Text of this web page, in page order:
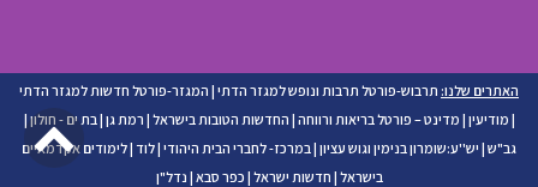
האתרים שלנו: תרבוש-פורטל תרבות ונופש למגזר הדתי | המגזר-פורטל חדשות למגזר הדתי
| מודיעין | מדינט – פורטל בריאות ורווחה | החדשות הטובות בישראל | רמת גן |בת ים - חולון |
גב"ש | יש''ע:שומרון בנימין וגוש עציון |במרכז- לחברי הבית היהודי |לוד |לימודים אקדמאיים
בישראל | חדשות ישראל | כפר סבא | נדל"ן